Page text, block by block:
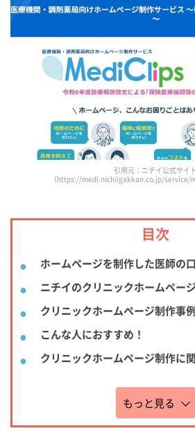
引用元：ニチイ公式サイ
（https://medi.nichiigakkan.co.jp/service/
目次
ホームページを制作した医師の
ニチイのクリニックホームペー
クリニックホームページ制作事例
こんな人におすすめ！
クリニックホームページ制作に
もっと見る